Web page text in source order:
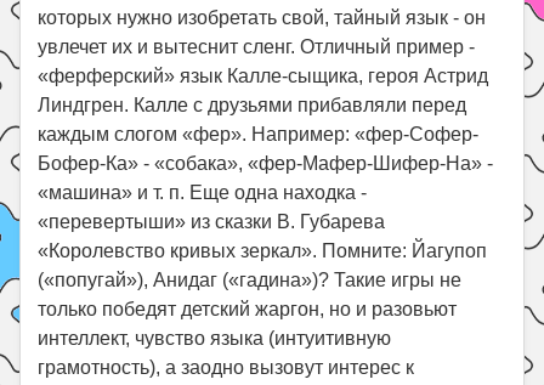
которых нужно изобретать свой, тайный язык - он
увлечет их и вытеснит сленг. Отличный пример -
«ферферский» язык Калле-сыщика, героя Астрид
Линдгрен. Калле с друзьями прибавляли перед
каждым слогом «фер». Например: «фер-Софер-
Бофер-Ка» - «собака», «фер-Мафер-Шифер-На» -
«машина» и т. п. Еще одна находка -
«перевертыши» из сказки В. Губарева
«Королевство кривых зеркал». Помните: Йагупоп
(«попугай»), Анидаг («гадина»)? Такие игры не
только победят детский жаргон, но и разовьют
интеллект, чувство языка (интуитивную
грамотность), а заодно вызовут интерес к